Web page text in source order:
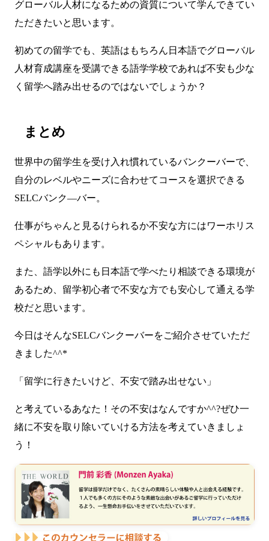
グローバル人材になるための資質について学んできてい
ただきたいと思います。
初めての留学でも、英語はもちろん日本語でグローバル
人材育成講座を受講できる語学学校であれば不安も少な
く留学へ踏み出せるのではないでしょうか？
まとめ
世界中の留学生を受け入れ慣れているバンクーバーで、
自分のレベルやニーズに合わせてコースを選択できる
SELCバンク―バー。
仕事がちゃんと見るけられるか不安な方にはワーホリス
ペシャルもあります。
また、語学以外にも日本語で学べたり相談できる環境が
あるため、留学初心者で不安な方でも安心して通える学
校だと思います。
今日はそんなSELCバンクーバーをご紹介させていただ
きました^^*
「留学に行きたいけど、不安で踏み出せない」
と考えているあなた！その不安はなんですか^^?ぜひ一
緒に不安を取り除いていける方法を考えていきましょ
う！